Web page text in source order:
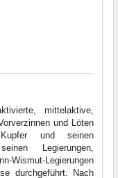
mittelaktive,
und Löten
und seinen
Legierungen,
Wismut-Legierungen
durchgeführt. Nach